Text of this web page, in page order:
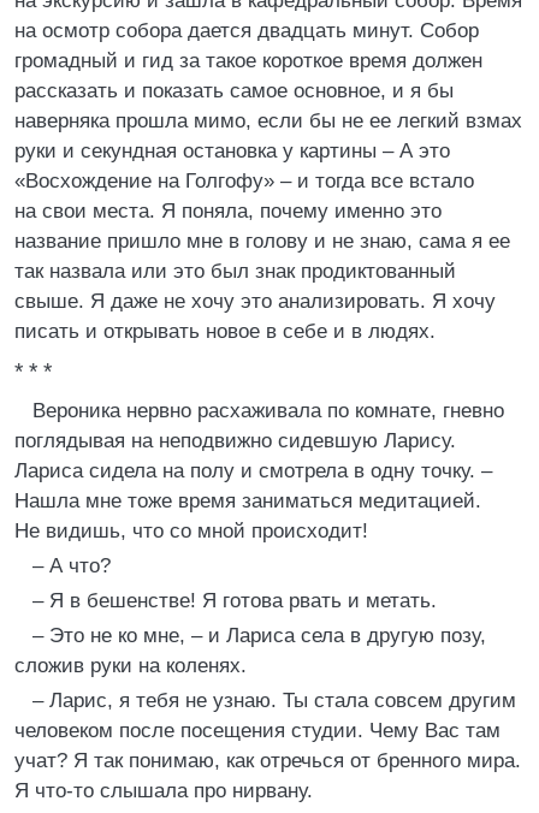
на осмотр собора дается двадцать минут. Собор
громадный и гид за такое короткое время должен
рассказать и показать самое основное, и я бы
наверняка прошла мимо, если бы не ее легкий взмах
руки и секундная остановка у картины – А это
«Восхождение на Голгофу» – и тогда все встало
на свои места. Я поняла, почему именно это
название пришло мне в голову и не знаю, сама я ее
так назвала или это был знак продиктованный
свыше. Я даже не хочу это анализировать. Я хочу
писать и открывать новое в себе и в людях.
* * *
Вероника нервно расхаживала по комнате, гневно
поглядывая на неподвижно сидевшую Ларису.
Лариса сидела на полу и смотрела в одну точку. –
Нашла мне тоже время заниматься медитацией.
Не видишь, что со мной происходит!
– А что?
– Я в бешенстве! Я готова рвать и метать.
– Это не ко мне, – и Лариса села в другую позу,
сложив руки на коленях.
– Ларис, я тебя не узнаю. Ты стала совсем другим
человеком после посещения студии. Чему Вас там
учат? Я так понимаю, как отречься от бренного мира.
Я что-то слышала про нирвану.